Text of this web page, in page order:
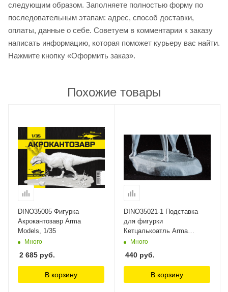
следующим образом. Заполняете полностью форму по
последовательным этапам: адрес, способ доставки,
оплаты, данные о себе. Советуем в комментарии к заказу
написать информацию, которая поможет курьеру вас найти.
Нажмите кнопку «Оформить заказ».
Похожие товары
DINO35005 Фигурка
Акрокантозавр Arma
Models, 1/35
Много
2 685 руб.
В корзину
DINO35021-1 Подставка
для фигурки
Кетцалькоатль Arma
Models, 1/35
Много
440 руб.
В корзину